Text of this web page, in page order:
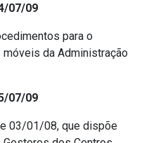
07/09
para o
da Administração
07/09
03/01/08, que dispõe